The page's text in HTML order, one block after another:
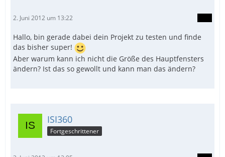
2. Juni 2012 um 13:22
Hallo, bin gerade dabei dein Projekt zu testen und finde
das bisher super!
Aber warum kann ich nicht die Größe des Hauptfensters
ändern? Ist das so gewollt und kann man das ändern?
ISI360
Fortgeschrittener